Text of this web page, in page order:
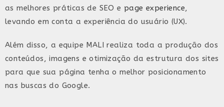
as melhores práticas de SEO e page experience,
levando em conta a experiência do usuário (UX).
Além disso, a equipe MALI realiza toda a produção dos
conteúdos, imagens e otimização da estrutura dos sites
para que sua página tenha o melhor posicionamento
nas buscas do Google.